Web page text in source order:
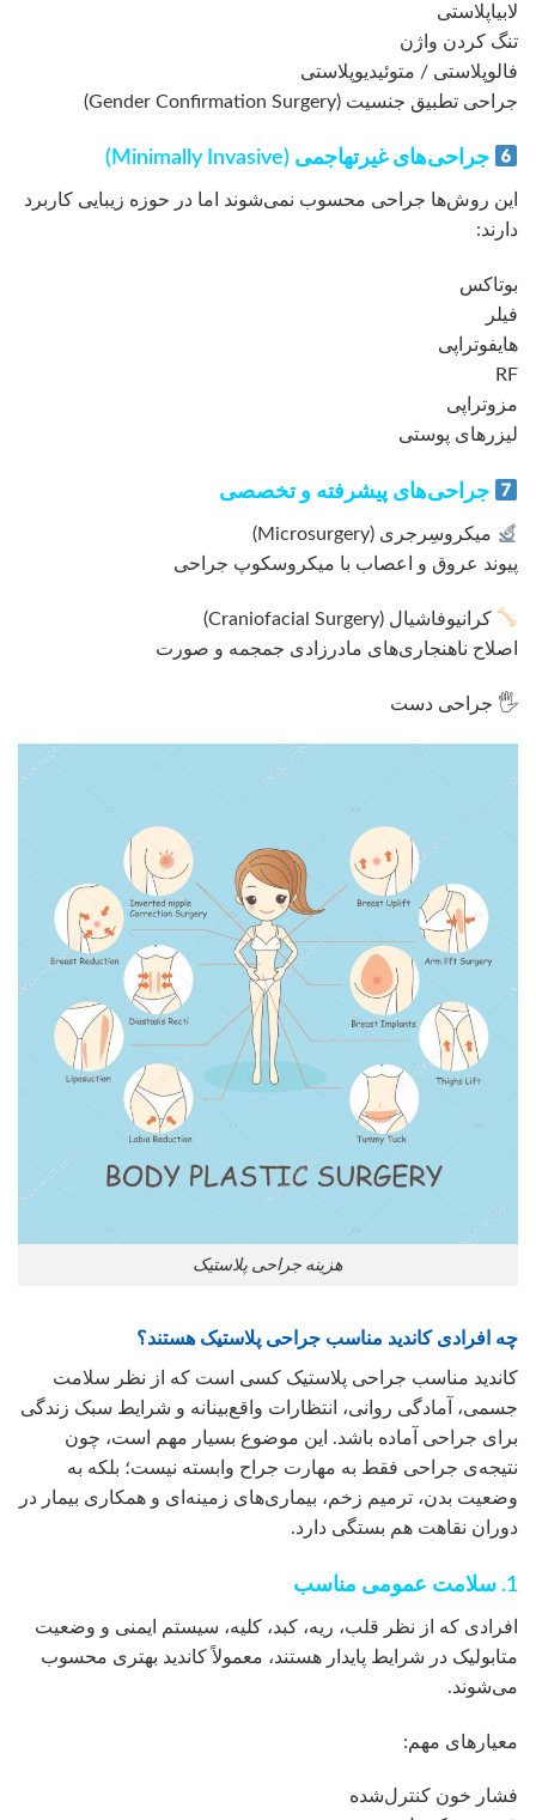
لابیاپلاستی
تنگ کردن واژن
فالوپلاستی / متوئیدیوپلاستی
جراحی تطبیق جنسیت (Gender Confirmation Surgery)
جراحی‌های غیرتهاجمی (Minimally Invasive)
این روش‌ها جراحی محسوب نمی‌شوند اما در حوزه زیبایی کاربرد
دارند:
بوتاکس
فیلر
هایفوتراپی
RF
مزوتراپی
لیزرهای پوستی
جراحی‌های پیشرفته و تخصصی
میکروسِرجری (Microsurgery)
پیوند عروق و اعصاب با میکروسکوپ جراحی
کرانیوفاشیال (Craniofacial Surgery)
اصلاح ناهنجاری‌های مادرزادی جمجمه و صورت
🖐 جراحی دست
هزینه جراحی پلاستیک
چه افرادی کاندید مناسب جراحی پلاستیک هستند؟
کاندید مناسب جراحی پلاستیک کسی است که از نظر سلامت
جسمی، آمادگی روانی، انتظارات واقع‌بینانه و شرایط سبک زندگی
برای جراحی آماده باشد. این موضوع بسیار مهم است، چون
نتیجه‌ی جراحی فقط به مهارت جراح وابسته نیست؛ بلکه به
وضعیت بدن، ترمیم زخم، بیماری‌های زمینه‌ای و همکاری بیمار در
دوران نقاهت هم بستگی دارد.
1. سلامت عمومی مناسب
افرادی که از نظر قلب، ریه، کبد، کلیه، سیستم ایمنی و وضعیت
متابولیک در شرایط پایدار هستند، معمولاً کاندید بهتری محسوب
می‌شوند.
معیارهای مهم:
فشار خون کنترل‌شده